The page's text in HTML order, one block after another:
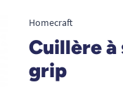
Homecraft
Cuillère à
grip